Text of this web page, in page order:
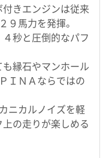
きエンジンは従来
９馬力を発揮。
秒と圧倒的なパフ
縁石やマンホール
ＩＮＡならではの
ニカルノイズを軽
の走りが楽しめる